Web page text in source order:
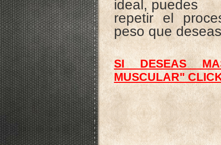
ideal, puedes
repetir el
peso que
SI DESEAS
MUSCULAR"